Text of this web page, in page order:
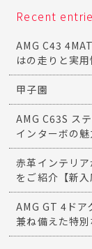
Recent
AMG C43
はの走りと実用
甲子園
AMG C63S ス
インターボの魅
赤革インテリ
をご紹介【新入
AMG GT 4ドア
兼ね備えた特別